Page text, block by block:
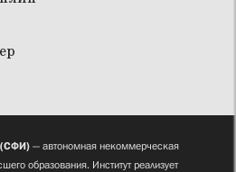
(СФИ) — автономная некоммерческая
образования. Институт реализует